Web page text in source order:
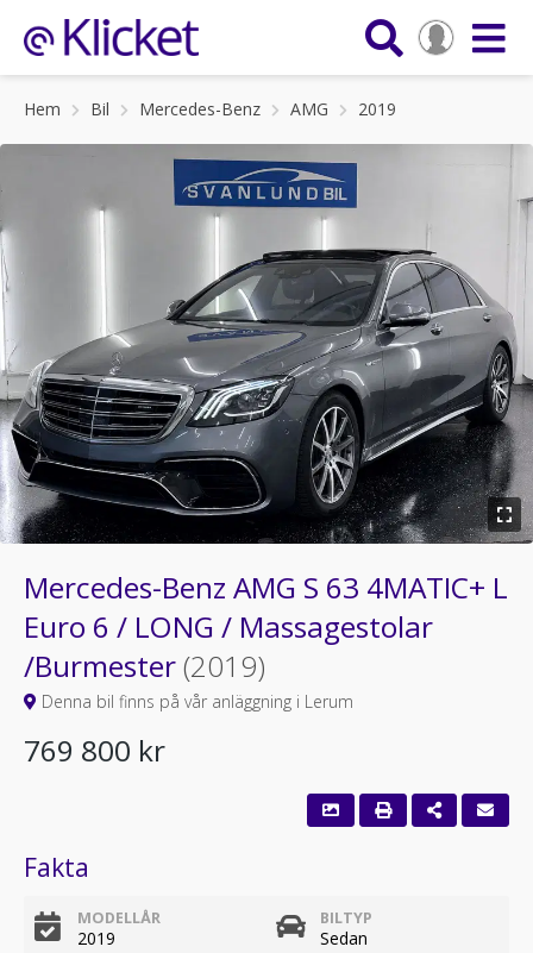
Hem Bil Mercedes-Benz AMG 2019
Mercedes-Benz AMG S 63 4MATIC+ L
Euro 6 / LONG / Massagestolar
/Burmester(2019)
Denna bil finns på vår anläggning i Lerum
769 800 kr
Fakta
MODELLÅR
2019
BILTYP
Sedan